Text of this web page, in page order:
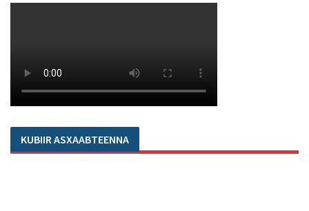
KUBIIR ASXAABTEENNA